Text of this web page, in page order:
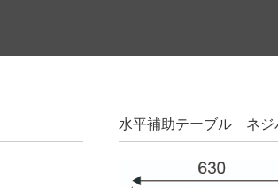
水平補助テーブル ネジ